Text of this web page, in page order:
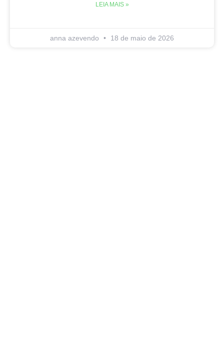
LEIA MAIS »
anna azevendo 18 de maio de 2026